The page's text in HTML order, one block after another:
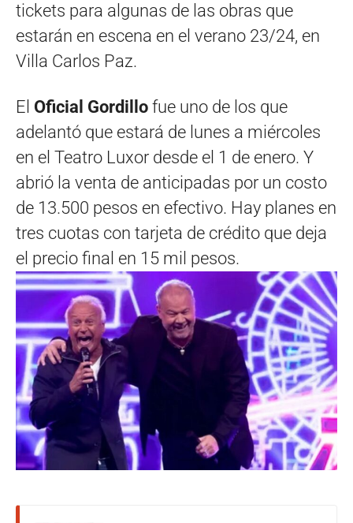
tickets para algunas de las obras que
estarán en escena en el verano 23/24, en
Villa Carlos Paz.
El Oficial Gordillo fue uno de los que
adelantó que estará de lunes a miércoles
en el Teatro Luxor desde el 1 de enero. Y
abrió la venta de anticipadas por un costo
de 13.500 pesos en efectivo. Hay planes en
tres cuotas con tarjeta de crédito que deja
el precio final en 15 mil pesos.